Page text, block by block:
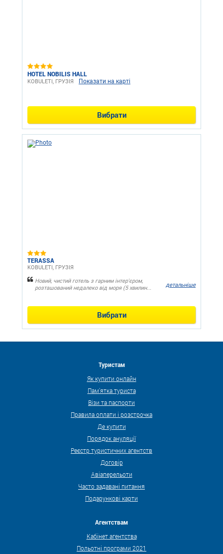
HOTEL NOBILIS HALL
KOBULETI, ГРУЗІЯ Показати на карті
Вибрати
TERASSA
KOBULETI, ГРУЗІЯ
Новий, чистий готель з гарним інтер'єром,
розташований недалеко від моря (5 хвилин...
детальніше
Вибрати
Туристам
Як купити онлайн
Пам'ятка туриста
Візи та паспорти
Правила оплати і розстрочка
Де купити
Порядок ануляції
Реєстр туристичних агентств
Договір
Авіаперельоти
Часто задавані питання
Подарункові карти
Агентствам
Кабінет агентства
Польотні програми 2021